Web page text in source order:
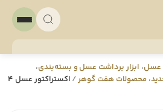
عسل، ابزار برداشت عسل و بسته‌بندی،
، محصولات هفت گوهر/
اکستراکتور عسل 4